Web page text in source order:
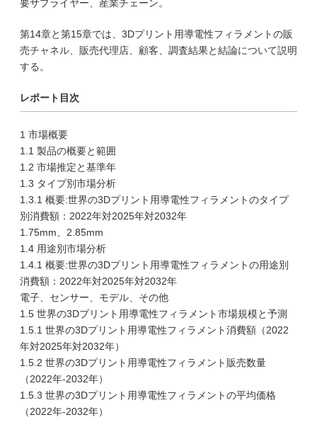
要サプライヤー、産業チェーン。
第14章と第15章では、3Dプリント用導電性フィラメントの販
売チャネル、販売代理店、顧客、調査結果と結論について説明
する。
レポート目次
1 市場概要
1.1 製品の概要と範囲
1.2 市場推定と基準年
1.3 タイプ別市場分析
1.3.1 概要:世界の3Dプリント用導電性フィラメントのタイプ
別消費額：2022年対2025年対2032年
1.75mm、2.85mm
1.4 用途別市場分析
1.4.1 概要:世界の3Dプリント用導電性フィラメントの用途別
消費額：2022年対2025年対2032年
電子、センサー、モデル、その他
1.5 世界の3Dプリント用導電性フィラメント市場規模と予測
1.5.1 世界の3Dプリント用導電性フィラメント消費額（2022
年対2025年対2032年）
1.5.2 世界の3Dプリント用導電性フィラメント販売数量
（2022年-2032年）
1.5.3 世界の3Dプリント用導電性フィラメントの平均価格
（2022年-2032年）